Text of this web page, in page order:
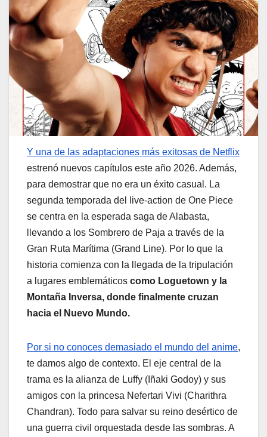
Y una de las adaptaciones más exitosas de Netflix
estrenó nuevos capítulos este año 2026. Además,
para demostrar que no era un éxito casual. La
segunda temporada del live-action de One Piece
se centra en la esperada saga de Alabasta,
llevando a los Sombrero de Paja a través de la
Gran Ruta Marítima (Grand Line). Por lo que la
historia comienza con la llegada de la tripulación
a lugares emblemáticos como Loguetown y la
Montaña Inversa, donde finalmente cruzan
hacia el Nuevo Mundo.
Por si no conoces demasiado el mundo del anime,
te damos algo de contexto. El eje central de la
trama es la alianza de Luffy (Iñaki Godoy) y sus
amigos con la princesa Nefertari Vivi (Charithra
Chandran). Todo para salvar su reino desértico de
una guerra civil orquestada desde las sombras. A